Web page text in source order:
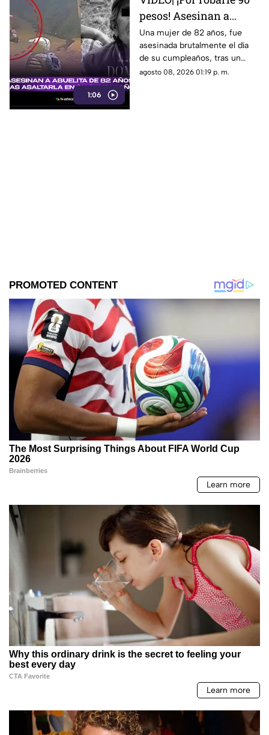
1:06
pesos! Asesinan a
abuelita de 82 años tras
asaltarla en su
cumpleaños
Una mujer de 82 años, fue
asesinada brutalmente el día
de su cumpleaños, tras un
asalto por solo 90 pesos.
agosto 08, 2026 01:19 p. m.